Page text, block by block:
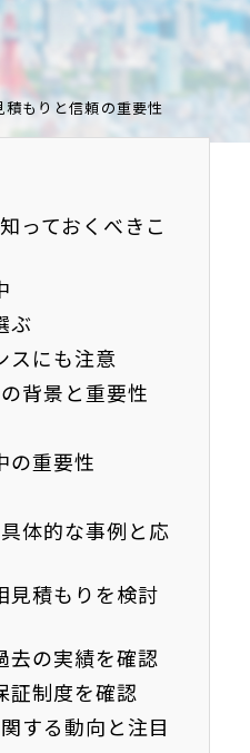
もりと信頼の重要性
っておくべきこ
ぶ
スにも注意
背景と重要性
の重要性
体的な事例と応
見積もりを検討
去の実績を確認
証制度を確認
する動向と注目